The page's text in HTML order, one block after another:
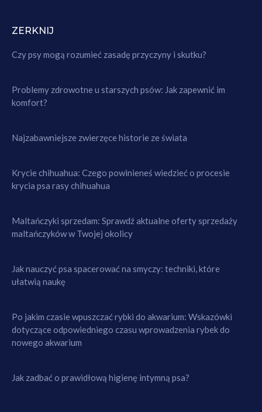
ZERKNIJ
Czy psy mogą rozumieć zasadę przyczyny i skutku?
Problemy zdrowotne u starszych psów: Jak zapewnić im
komfort?
Najzabawniejsze zwierzęce historie ze świata
Krycie chihuahua: Czego powinieneś wiedzieć o procesie
krycia psa rasy chihuahua
Maltańczyki sprzedam: Sprawdź aktualne oferty sprzedaży
maltańczyków w Twojej okolicy
Jak nauczyć psa spacerować na smyczy: techniki, które
ułatwią naukę
Po jakim czasie wpuszczać rybki do akwarium: Wskazówki
dotyczące odpowiedniego czasu wprowadzenia rybek do
nowego akwarium
Jak zadbać o prawidłową higienę intymną psa?